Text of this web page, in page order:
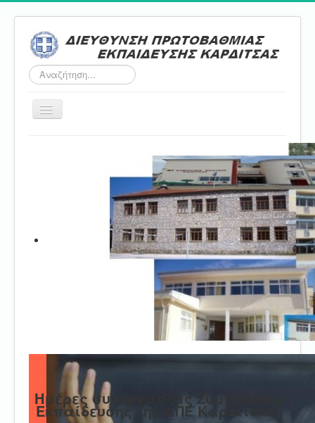
Αναζήτηση...
Εναλλαγή
Ημέρες συνεργασίας Συμβούλων
Εκπαίδευσης της ΔΠΕ Καρδίτσας